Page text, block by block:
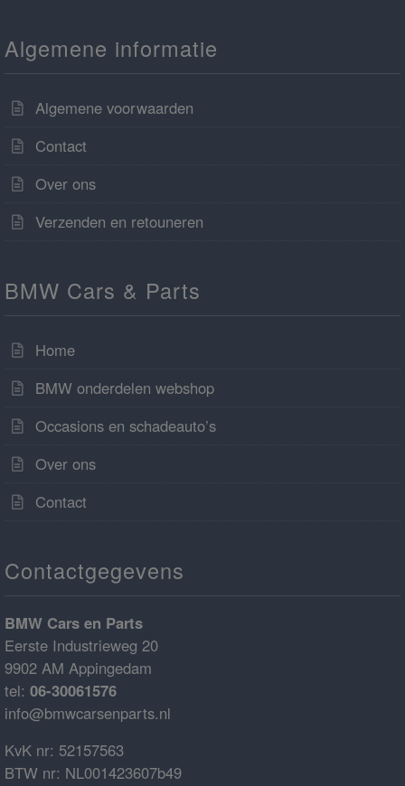
Algemene informatie
Algemene voorwaarden
Contact
Over ons
Verzenden en retouneren
BMW Cars & Parts
Home
BMW onderdelen webshop
Occasions en schadeauto’s
Over ons
Contact
Contactgegevens
BMW Cars en Parts
Eerste Industrieweg 20
9902 AM Appingedam
tel: 06-30061576
info@bmwcarsenparts.nl
KvK nr: 52157563
BTW nr: NL001423607b49